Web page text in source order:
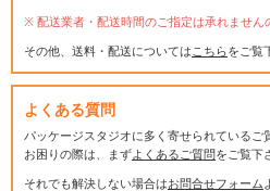
配送業者・配送時間のご指定は承れません
その他、送料・配送については こちらをご覧
よくある質問
パッケージスタジオに多く寄せられているご
お困りの際は、まずよくあるご質問をご覧下
それでも解決しない場合はお問合せフォーム